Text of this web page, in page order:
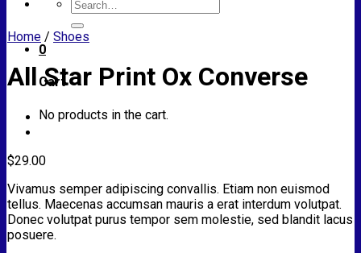
Search
for:
0
Cart
No products in the cart.
Home / Shoes
All Star Print Ox Converse
$29.00
Vivamus semper adipiscing convallis. Etiam non euismod
tellus. Maecenas accumsan mauris a erat interdum volutpat.
Donec volutpat purus tempor sem molestie, sed blandit lacus
posuere.